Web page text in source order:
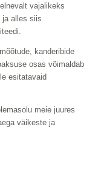
vajalikeks
ja alles siis
kanderibide
osas võimaldab
esitatavaid
meie juures
väikeste ja